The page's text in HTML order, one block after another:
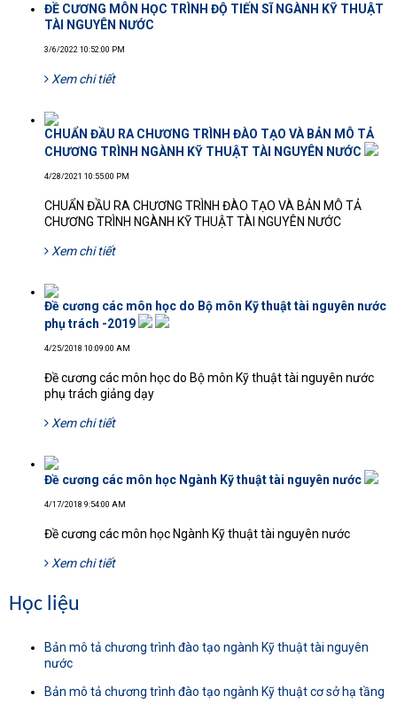
ĐỀ CƯƠNG MÔN HỌC TRÌNH ĐỘ TIẾN SĨ NGÀNH KỸ THUẬT
TÀI NGUYÊN NƯỚC
3/6/2022 10:52:00 PM
Xem chi tiết
CHUẨN ĐẦU RA CHƯƠNG TRÌNH ĐÀO TẠO VÀ BẢN MÔ TẢ
CHƯƠNG TRÌNH NGÀNH KỸ THUẬT TÀI NGUYÊN NƯỚC
4/28/2021 10:55:00 PM
CHUẨN ĐẦU RA CHƯƠNG TRÌNH ĐÀO TẠO VÀ BẢN MÔ TẢ
CHƯƠNG TRÌNH NGÀNH KỸ THUẬT TÀI NGUYÊN NƯỚC
Xem chi tiết
Đề cương các môn học do Bộ môn Kỹ thuật tài nguyên nước
phụ trách -2019
4/25/2018 10:09:00 AM
Đề cương các môn học do Bộ môn Kỹ thuật tài nguyên nước
phụ trách giảng dạy
Xem chi tiết
Đề cương các môn học Ngành Kỹ thuật tài nguyên nước
4/17/2018 9:54:00 AM
Đề cương các môn học Ngành Kỹ thuật tài nguyên nước
Xem chi tiết
Học liệu
Bản mô tả chương trình đào tạo ngành Kỹ thuật tài nguyên
nước
Bản mô tả chương trình đào tạo ngành Kỹ thuật cơ sở hạ tầng